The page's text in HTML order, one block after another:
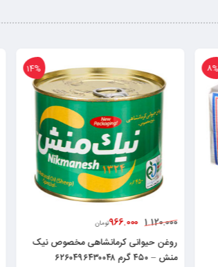
8%
14%
1.120.000
966.000تومان
روغن حیوانی کرمانشاهی مخصوص نیک
منش – ۴۵۰ گرم ۶۲۶۰۴۹۶۴۳۰۰۴۸